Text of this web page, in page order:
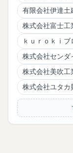
有限会社伊達土
株式会社富士工
ｋｕｒｏｋｉ
株式会社センダ
株式会社美吹工
株式会社ユタカ